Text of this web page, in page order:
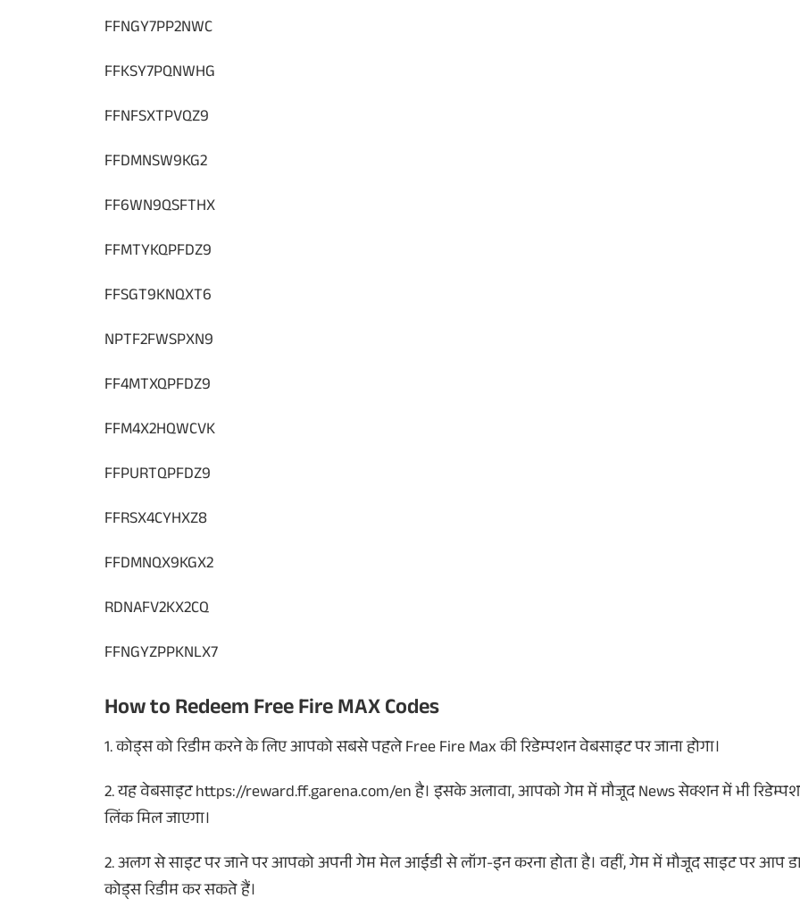
FFNGY7PP2NWC
FFKSY7PQNWHG
FFNFSXTPVQZ9
FFDMNSW9KG2
FF6WN9QSFTHX
FFMTYKQPFDZ9
FFSGT9KNQXT6
NPTF2FWSPXN9
FF4MTXQPFDZ9
FFM4X2HQWCVK
FFPURTQPFDZ9
FFRSX4CYHXZ8
FFDMNQX9KGX2
RDNAFV2KX2CQ
FFNGYZPPKNLX7
How to Redeem Free Fire MAX Codes
1. कोड्स को रिडीम करने के लिए आपको सबसे पहले Free Fire Max की रिडेम्पशन वेबसाइट पर जाना होगा।
2. यह वेबसाइट https://reward.ff.garena.com/en है। इसके अलावा, आपको गेम में मौजूद News सेक्शन में भी
लिंक मिल जाएगा।
2. अलग से साइट पर जाने पर आपको अपनी गेम मेल आईडी से लॉग-इन करना होता है। वहीं, गेम में मौजूद साइट पर आप
कोड्स रिडीम कर सकते हैं।